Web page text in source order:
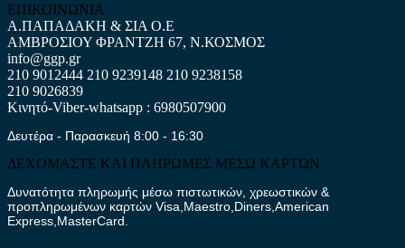
ΕΠΙΚΟΙΝΩΝΙΑ
Α.ΠΑΠΑΔΑΚΗ & ΣΙΑ Ο.Ε
ΑΜΒΡΟΣΙΟΥ ΦΡΑΝΤΖΗ 67, Ν.ΚΟΣΜΟΣ
info@ggp.gr
210 9012444 210 9239148 210 9238158
210 9026839
Κινητό-Viber-whatsapp : 6980507900
Δευτέρα - Παρασκευή 8:00 - 16:30
ΔΕΧΟΜΑΣΤΕ ΚΑΙ ΠΛΗΡΩΜΕΣ ΜΕΣΩ ΚΑΡΤΩΝ
Δυνατότητα πληρωμής μέσω πιστωτικών, χρεωστικών &
προπληρωμένων καρτών Visa,Maestro,Diners,American
Express,MasterCard.